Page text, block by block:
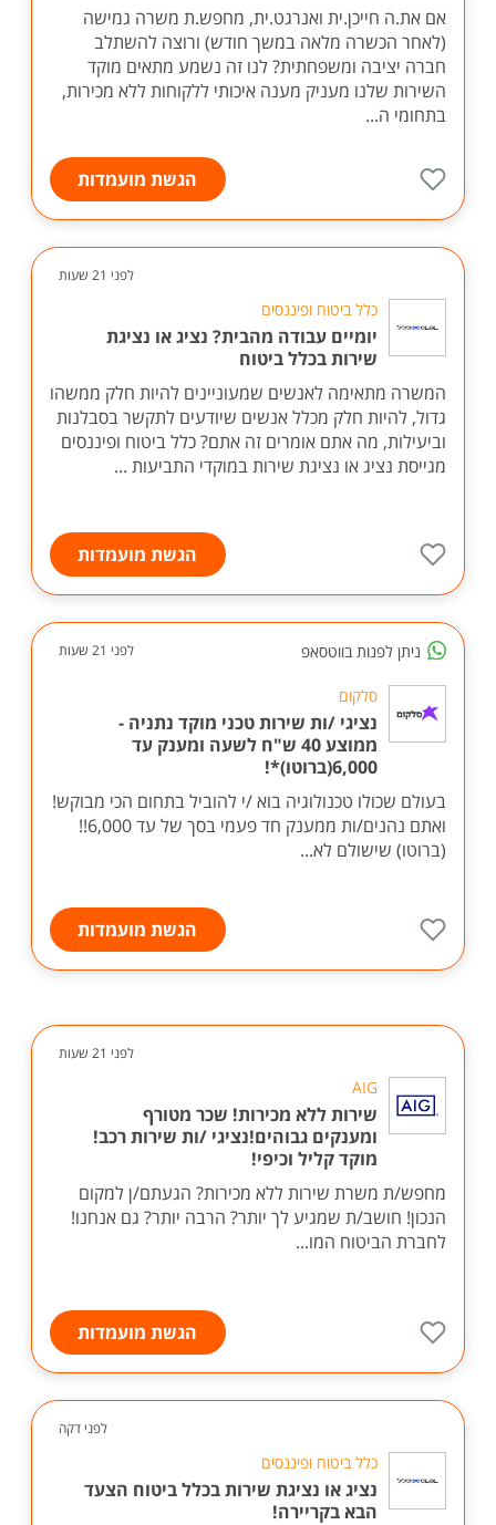
אם את.ה חייכן.ית ואנרגט.ית, מחפש.ת משרה גמישה
(לאחר הכשרה מלאה במשך חודש) ורוצה להשתלב
חברה יציבה ומשפחתית? לנו זה נשמע מתאים מוקד
השירות שלנו מעניק מענה איכותי ללקוחות ללא מכירות,
בתחומי ה...
הגשת מועמדות
לפני 21 שעות
כלל ביטוח ופיננסים
יומיים עבודה מהבית? נציג או נציגת
שירות בכלל ביטוח
המשרה מתאימה לאנשים שמעוניינים להיות חלק ממשהו
גדול, להיות חלק מכלל אנשים שיודעים לתקשר בסבלנות
וביעילות, מה אתם אומרים זה אתם? כלל ביטוח ופיננסים
מגייסת נציג או נציגת שירות במוקדי התביעות ...
הגשת מועמדות
ניתן לפנות בווטסאפ לפני 21 שעות
סלקום
נציגי /ות שירות טכני מוקד נתניה -
ממוצע 40 ש"ח לשעה ומענק עד
6,000(ברוטו)*!
בעולם שכולו טכנולוגיה בוא /י להוביל בתחום הכי מבוקש!
ואתם נהנים/ות ממענק חד פעמי בסך של עד 6,000!!
(ברוטו) שישולם לא...
הגשת מועמדות
לפני 21 שעות
AIG
שירות ללא מכירות! שכר מטורף
ומענקים גבוהים!נציגי /ות שירות רכב!
מוקד קליל וכיפי!
מחפש/ת משרת שירות ללא מכירות? הגעתם/ן למקום
הנכון! חושב/ת שמגיע לך יותר? הרבה יותר? גם אנחנו!
לחברת הביטוח המו...
הגשת מועמדות
לפני דקה
כלל ביטוח ופיננסים
נציג או נציגת שירות בכלל ביטוח הצעד
הבא בקריירה!